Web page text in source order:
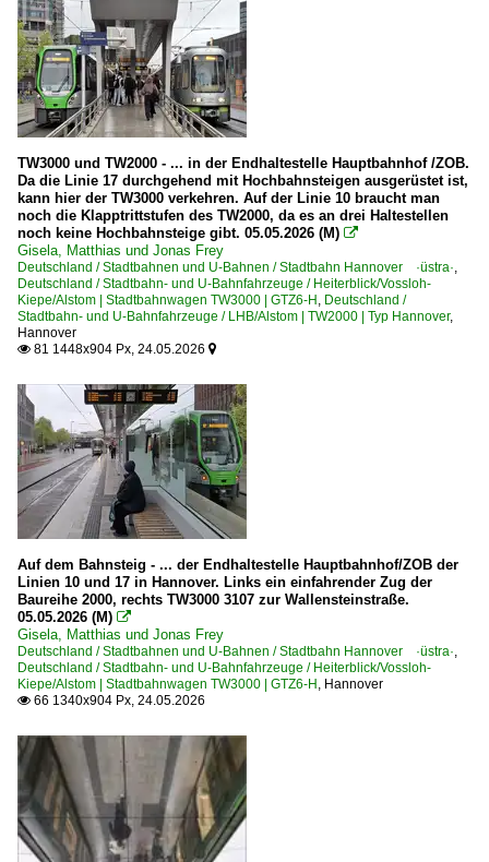
TW3000 und TW2000 - ... in der Endhaltestelle Hauptbahnhof /ZOB.
Da die Linie 17 durchgehend mit Hochbahnsteigen ausgerüstet ist,
kann hier der TW3000 verkehren. Auf der Linie 10 braucht man
noch die Klapptrittstufen des TW2000, da es an drei Haltestellen
noch keine Hochbahnsteige gibt. 05.05.2026 (M) 
Gisela, Matthias und Jonas Frey
Deutschland / Stadtbahnen und U-Bahnen / Stadtbahn Hannover ·üstra·
Deutschland / Stadtbahn- und U-Bahnfahrzeuge / Heiterblick/Vossloh-
Kiepe/Alstom | Stadtbahnwagen TW3000 | GTZ6-H Deutschland /
Stadtbahn- und U-Bahnfahrzeuge / LHB/Alstom | TW2000 | Typ Hannover,
Hannover
 81 1448x904 Px, 24.05.2026 
Auf dem Bahnsteig - ... der Endhaltestelle Hauptbahnhof/ZOB der
Linien 10 und 17 in Hannover. Links ein einfahrender Zug der
Baureihe 2000, rechts TW3000 3107 zur Wallensteinstraße.
05.05.2026 (M) 
Gisela, Matthias und Jonas Frey
Deutschland / Stadtbahnen und U-Bahnen / Stadtbahn Hannover ·üstra·
Deutschland / Stadtbahn- und U-Bahnfahrzeuge / Heiterblick/Vossloh-
Kiepe/Alstom | Stadtbahnwagen TW3000 | GTZ6-H Hannover
 66 1340x904 Px, 24.05.2026